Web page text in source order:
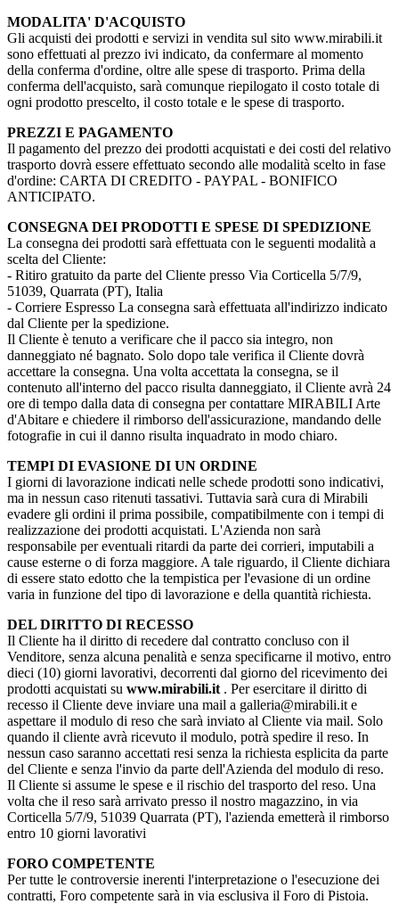
MODALITA' D'ACQUISTO
Gli acquisti dei prodotti e servizi in vendita sul sito www.mirabili.it
sono effettuati al prezzo ivi indicato, da confermare al momento
della conferma d'ordine, oltre alle spese di trasporto. Prima della
conferma dell'acquisto, sarà comunque riepilogato il costo totale di
ogni prodotto prescelto, il costo totale e le spese di trasporto.
PREZZI E PAGAMENTO
Il pagamento del prezzo dei prodotti acquistati e dei costi del relativo
trasporto dovrà essere effettuato secondo alle modalità scelto in fase
d'ordine: CARTA DI CREDITO - PAYPAL - BONIFICO
ANTICIPATO.
CONSEGNA DEI PRODOTTI E SPESE DI SPEDIZIONE
La consegna dei prodotti sarà effettuata con le seguenti modalità a
scelta del Cliente:
- Ritiro gratuito da parte del Cliente presso Via Corticella 5/7/9,
51039, Quarrata (PT), Italia
- Corriere Espresso La consegna sarà effettuata all'indirizzo indicato
dal Cliente per la spedizione.
Il Cliente è tenuto a verificare che il pacco sia integro, non
danneggiato né bagnato. Solo dopo tale verifica il Cliente dovrà
accettare la consegna. Una volta accettata la consegna, se il
contenuto all'interno del pacco risulta danneggiato, il Cliente avrà 24
ore di tempo dalla data di consegna per contattare MIRABILI Arte
d'Abitare e chiedere il rimborso dell'assicurazione, mandando delle
fotografie in cui il danno risulta inquadrato in modo chiaro.
TEMPI DI EVASIONE DI UN ORDINE
I giorni di lavorazione indicati nelle schede prodotti sono indicativi,
ma in nessun caso ritenuti tassativi. Tuttavia sarà cura di Mirabili
evadere gli ordini il prima possibile, compatibilmente con i tempi di
realizzazione dei prodotti acquistati. L'Azienda non sarà
responsabile per eventuali ritardi da parte dei corrieri, imputabili a
cause esterne o di forza maggiore. A tale riguardo, il Cliente dichiara
di essere stato edotto che la tempistica per l'evasione di un ordine
varia in funzione del tipo di lavorazione e della quantità richiesta.
DEL DIRITTO DI RECESSO
Il Cliente ha il diritto di recedere dal contratto concluso con il
Venditore, senza alcuna penalità e senza specificarne il motivo, entro
dieci (10) giorni lavorativi, decorrenti dal giorno del ricevimento dei
prodotti acquistati su www.mirabili.it . Per esercitare il diritto di
recesso il Cliente deve inviare una mail a galleria@mirabili.it e
aspettare il modulo di reso che sarà inviato al Cliente via mail. Solo
quando il cliente avrà ricevuto il modulo, potrà spedire il reso. In
nessun caso saranno accettati resi senza la richiesta esplicita da parte
del Cliente e senza l'invio da parte dell'Azienda del modulo di reso.
Il Cliente si assume le spese e il rischio del trasporto del reso. Una
volta che il reso sarà arrivato presso il nostro magazzino, in via
Corticella 5/7/9, 51039 Quarrata (PT), l'azienda emetterà il rimborso
entro 10 giorni lavorativi
FORO COMPETENTE
Per tutte le controversie inerenti l'interpretazione o l'esecuzione dei
contratti, Foro competente sarà in via esclusiva il Foro di Pistoia.